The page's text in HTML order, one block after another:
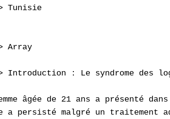
Tunisie
Array
Introduction : Le syndrome des
âgée de 21 ans a présenté
a persisté malgré un